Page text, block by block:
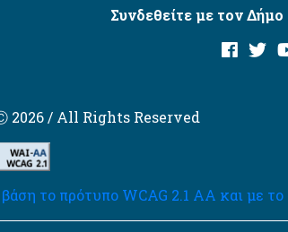
Συνδεθείτε με τον Δήμο
2026 / All Rights Reserved
το πρότυπο WCAG 2.1 AA και με το